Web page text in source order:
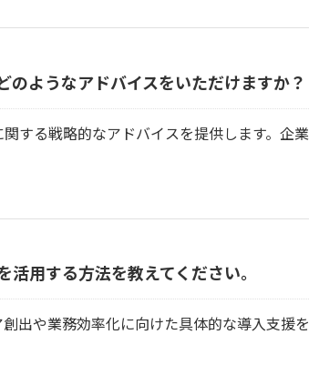
ようなアドバイスをいただけますか？
する戦略的なアドバイスを提供します。企
用する方法を教えてください。
出や業務効率化に向けた具体的な導入支援